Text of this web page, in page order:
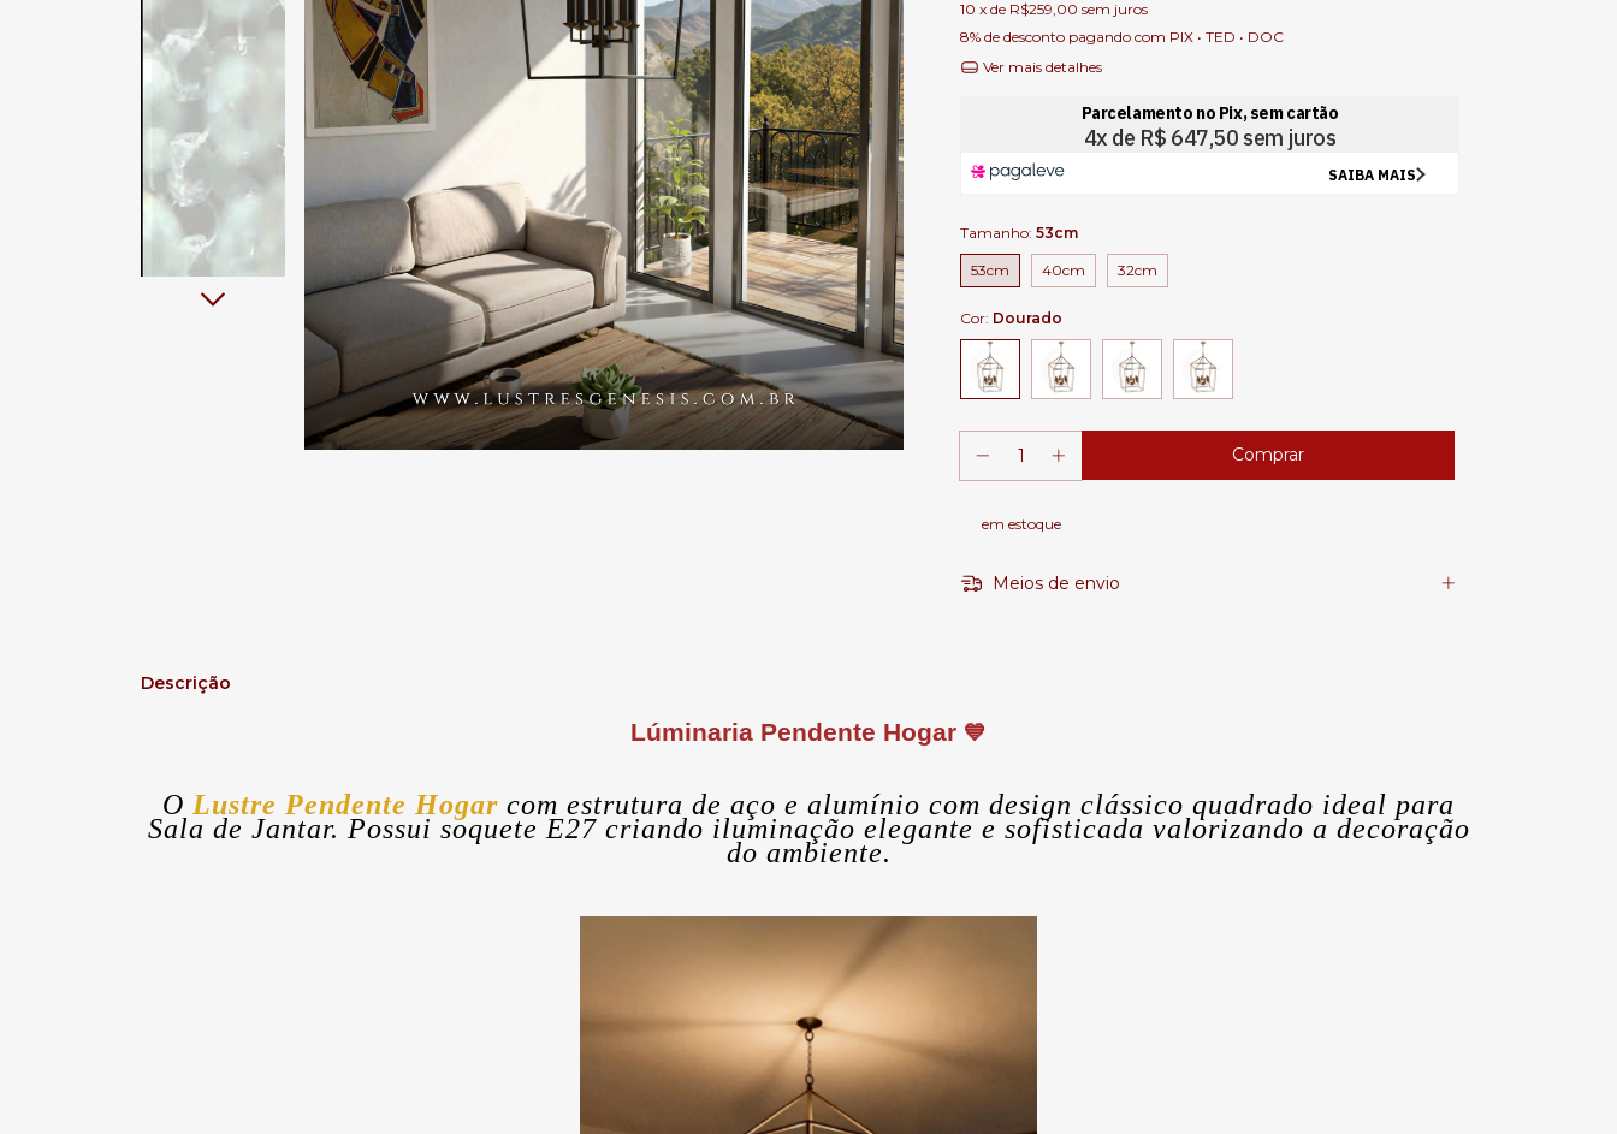
10 x de R$259,00 sem juros
8% de desconto pagando com PIX • TED • DOC
Ver mais detalhes
Tamanho: 53cm
53cm 40cm 32cm
Cor: Dourado
em estoque
Meios de envio
Descrição
Lúminaria Pendente Hogar 💙
O Lustre Pendente Hogar com estrutura de aço e alumínio com design clássico quadrado ideal para
Sala de Jantar. Possui soquete E27 criando iluminação elegante e sofisticada valorizando a decoração
do ambiente.